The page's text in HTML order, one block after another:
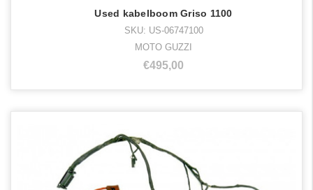
Used kabelboom Griso 1100
SKU: US-06747100
MOTO GUZZI
€495,00